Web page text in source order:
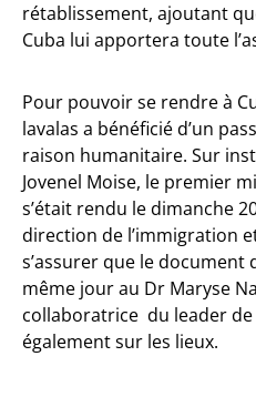
rétablissement, ajoutant
Cuba lui apportera toute
Pour pouvoir se rendre à
lavalas a bénéficié d’un
raison humanitaire. Sur
Jovenel Moise, le premier
s’était rendu le dimanche
direction de l’immigration
s’assurer que le document
même jour au Dr Maryse
collaboratrice du leader de
également sur les lieux.